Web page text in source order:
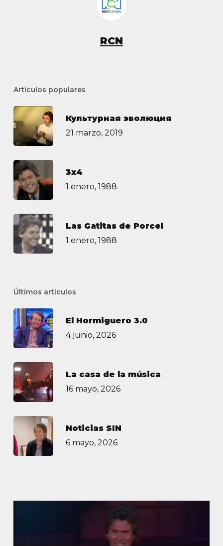
RCN
Artículos populares
Культурная эволюция
21 marzo, 2019
3х4
1 enero, 1988
Las Gatitas de Porcel
1 enero, 1988
Últimos artículos
El Hormiguero 3.0
4 junio, 2026
La casa de la música
16 mayo, 2026
Noticias SIN
6 mayo, 2026